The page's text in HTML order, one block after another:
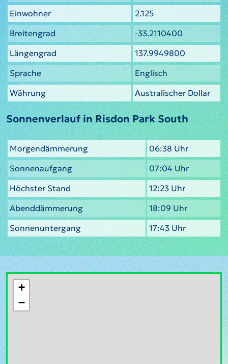
Einwohner
2.125
Breitengrad
-33.2110400
Längengrad
137.9949800
Sprache
Englisch
Währung
Australischer Dollar
Sonnenverlauf in Risdon Park South
Morgendämmerung
06:38 Uhr
Sonnenaufgang
07:04 Uhr
Höchster Stand
12:23 Uhr
Abenddämmerung
18:09 Uhr
Sonnenuntergang
17:43 Uhr
+
−